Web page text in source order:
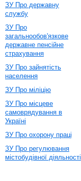
ЗУ Про державну
службу
ЗУ Про
загальнообов'язкове
державне пенсійне
страхування
ЗУ Про зайнятість
населення
ЗУ Про міліцію
ЗУ Про місцеве
самоврядування в
Україні
ЗУ Про охорону праці
ЗУ Про регулювання
містобудівної діяльності